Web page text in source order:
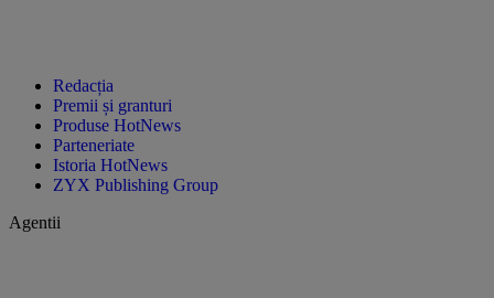
Redacția
Premii și granturi
Produse HotNews
Parteneriate
Istoria HotNews
ZYX Publishing Group
Agentii